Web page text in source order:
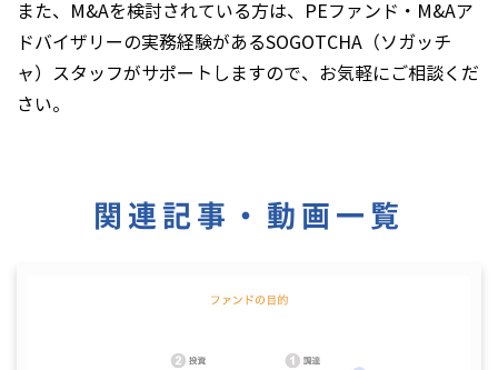
また、M&Aを検討されている方は、PEファンド・M&Aア
ドバイザリーの実務経験があるSOGOTCHA（ソガッチ
ャ）スタッフがサポートしますので、お気軽にご相談くだ
さい。
関連記事・動画一覧